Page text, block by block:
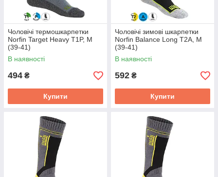
Чоловічі термошкарпетки
Norfin Target Heavy T1P, M
(39-41)
В наявності
494 ₴
Купити
Чоловічі зимові шкарпетки
Norfin Balance Long T2A, M
(39-41)
В наявності
592 ₴
Купити